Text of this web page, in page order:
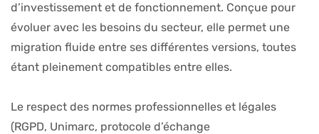
d’investissement et de fonctionnement. Conçue pour
évoluer avec les besoins du secteur, elle permet une
migration fluide entre ses différentes versions, toutes
étant pleinement compatibles entre elles.
Le respect des normes professionnelles et légales
(RGPD, Unimarc, protocole d’échange